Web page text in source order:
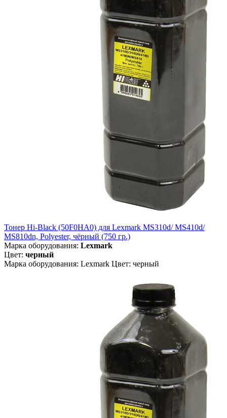
Тонер Hi-Black (50F0HA0) для Lexmark MS310d/ MS410d/
MS810dn, Polyester, чёрный (750 гр.)
Марка оборудования: Lexmark
Цвет: черный
Марка оборудования: Lexmark Цвет: черный